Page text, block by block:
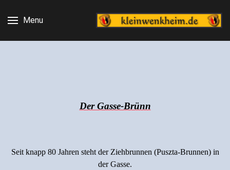
Menu
Der Gasse-Brünn
Seit knapp 80 Jahren steht der Ziehbrunnen (Puszta-Brunnen) in
der Gasse.